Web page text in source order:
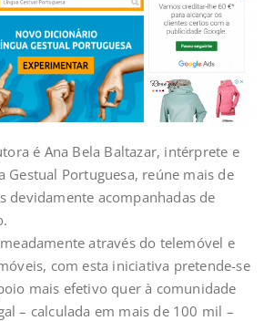
é Ana Bela Baltazar, intérprete e
Gestual Portuguesa, reúne mais de
devidamente acompanhadas de
através do telemóvel e
com esta iniciativa pretende-se
mais efetivo quer à comunidade
– calculada em mais de 100 mil –